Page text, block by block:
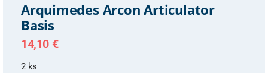
Arquimedes Arcon Articulator
Basis
14,10 €
2 ks